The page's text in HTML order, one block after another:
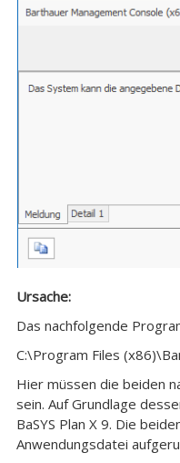
Ursache:
Das nachfolgende
C:\Program Files
Hier müssen die beiden
sein. Auf Grundlage
BaSYS Plan X 9. Die
Anwendungsdatei